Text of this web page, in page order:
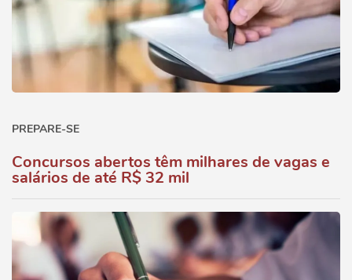
PREPARE-SE
Concursos abertos têm milhares de vagas e
salários de até R$ 32 mil